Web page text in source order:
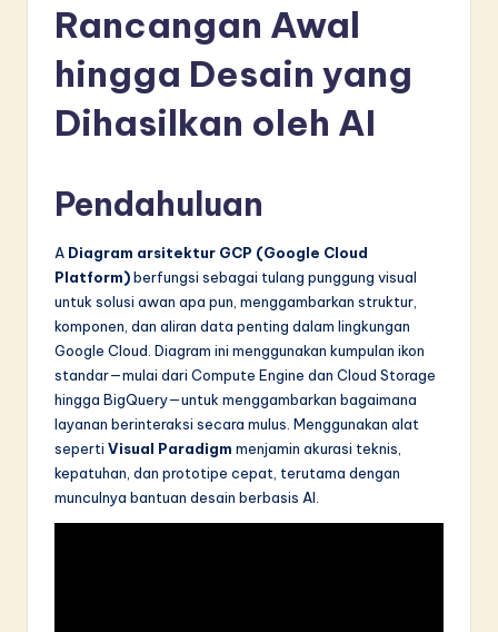
si
in
A
Rancangan Awal
hingga Desain yang
Dihasilkan oleh AI
Pendahuluan
A Diagram arsitektur GCP (Google Cloud
Platform)berfungsi sebagai tulang punggung visual
untuk solusi awan apa pun, menggambarkan struktur,
komponen, dan aliran data penting dalam lingkungan
Google Cloud. Diagram ini menggunakan kumpulan ikon
standar—mulai dari Compute Engine dan Cloud Storage
hingga BigQuery—untuk menggambarkan bagaimana
layanan berinteraksi secara mulus. Menggunakan alat
seperti Visual Paradigm menjamin akurasi teknis,
kepatuhan, dan prototipe cepat, terutama dengan
munculnya bantuan desain berbasis AI.